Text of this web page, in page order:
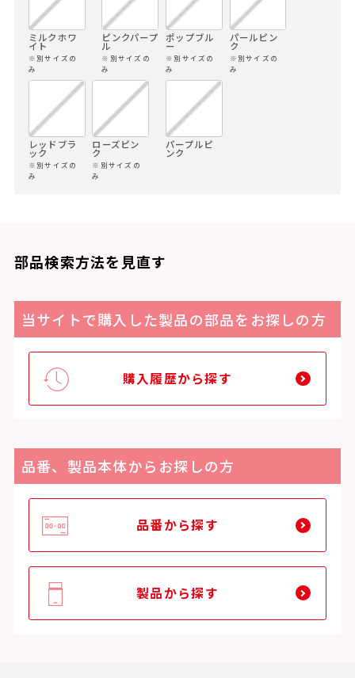
ミルクホワ
イト
※別サイズの
み
ピンクパープ
ル
※別サイズの
み
ポップブル
ー
※別サイズの
み
パールピン
ク
※別サイズの
み
レッドブラ
ック
※別サイズの
み
ローズピン
ク
※別サイズの
み
パープルピ
ンク
部品検索方法を見直す
当サイトで購入した製品の部品をお探しの方
購入履歴から探す
品番、製品本体からお探しの方
品番から探す
製品から探す